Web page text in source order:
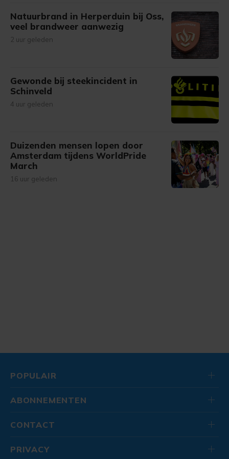
Natuurbrand in Herperduin bij Oss,
veel brandweer aanwezig
2 uur geleden
Gewonde bij steekincident in
Schinveld
4 uur geleden
Duizenden mensen lopen door
Amsterdam tijdens WorldPride
March
16 uur geleden
POPULAIR
ABONNEMENTEN
CONTACT
PRIVACY